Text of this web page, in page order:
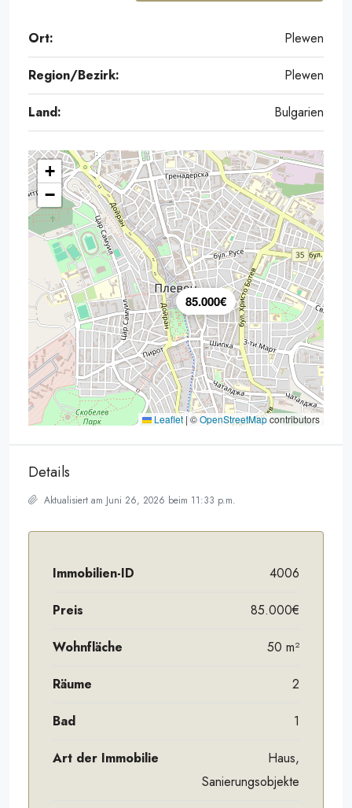
Ort: Plewen
Region/Bezirk: Plewen
Land: Bulgarien
85.000€
+
−
Leaflet |©OpenStreetMapcontributors
Details
Aktualisiert am Juni 26, 2026 beim 11:33 p.m.
Immobilien-ID 4006
Preis 85.000€
Wohnfläche 50 m²
Räume 2
Bad 1
Art der Immobilie
Haus,
Sanierungsobjekte